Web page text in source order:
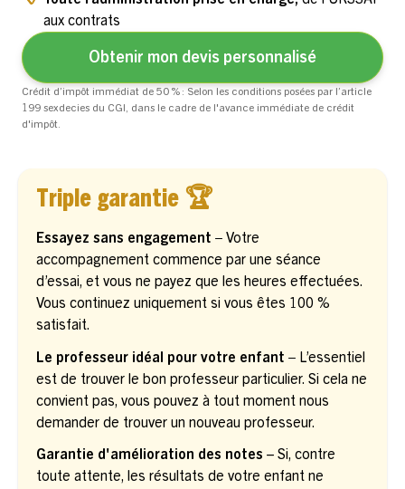
aux contrats
Obtenir mon devis personnalisé
Crédit d’impôt immédiat de 50 % : Selon les conditions posées par l’article
199 sexdecies du CGI, dans le cadre de l'avance immédiate de crédit
d'impôt.
Triple garantie 🏆
Essayez sans engagement – Votre
accompagnement commence par une séance
d’essai, et vous ne payez que les heures effectuées.
Vous continuez uniquement si vous êtes 100 %
satisfait.
Le professeur idéal pour votre enfant – L’essentiel
est de trouver le bon professeur particulier. Si cela ne
convient pas, vous pouvez à tout moment nous
demander de trouver un nouveau professeur.
Garantie d'amélioration des notes – Si, contre
toute attente, les résultats de votre enfant ne